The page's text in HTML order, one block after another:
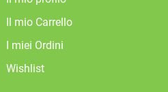
Il mio Carrello
I miei Ordini
Wishlist